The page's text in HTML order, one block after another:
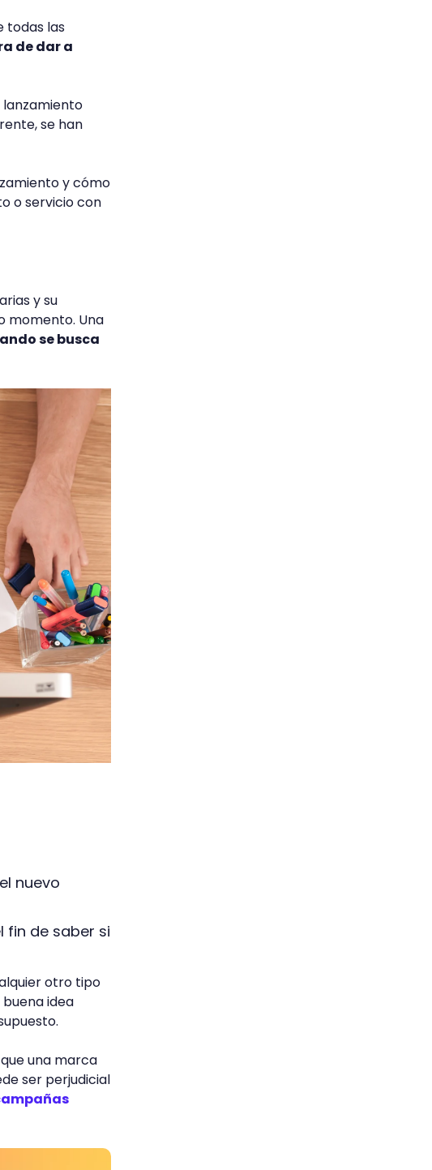
todas las
de dar a
se han
y cómo
o servicio con
y su
momento. Una
se busca
nuevo
fin de saber si
otro tipo
idea
una marca
ser perjudicial